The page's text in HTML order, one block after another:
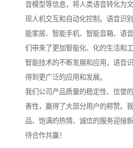
音模型等信息，将人类语音转化为
现人机交互和自动化控制。语音识
能家居、智能手机、智能音箱、语
们带来了更加智能化、化的生活和
智能技术的不断发展和应用，语音
得到更广泛的应用和发展。
我们公司产品质量的稳定性、信誉
善性，赢得了大部分用户的称赞。
品、饱满的热情、诚信的服务迎接
待合作共赢！